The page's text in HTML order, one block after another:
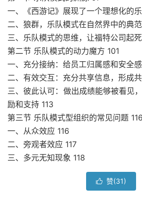
一、《西游记》展现了一个理想化的
二、狼群，乐队模式在自然界中的典
三、乐队模式的思维，让福特公司起
第二节 乐队模式的动力魔方 101
一、充分接纳：给员工归属感和安全
二、有效交互：充分共享信息，形成
三、彼此认可：做出成绩能够被看见
励和支持 113
第三节 乐队模式型组织的常见问题 116
一、从众效应 116
二、旁观者效应 117
三、多元无知现象 118
 赞(31)